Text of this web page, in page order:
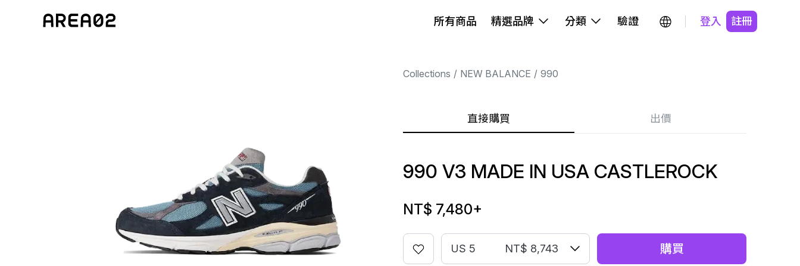
所有商品 精選品牌 分類 驗證 登入 註冊
Collections NEW BALANCE 990
直接購買 出價
990 V3 MADE IN USA CASTLEROCK
NT$ 7,480+
US 5 NT$ 8,743 購買